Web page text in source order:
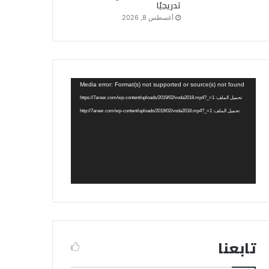
تدريجيًا
أغسطس 8, 2026
مشغل
الفيديو
Media error: Format(s) not supported or source(s) not found
تحميل الملف: https://7areer.com/wp-content/uploads/2019/02/voda2018.mp4?_=1
تحميل الملف: http://7areer.com/wp-content/uploads/2019/02/voda2018.mp4?_=1
تابعنا